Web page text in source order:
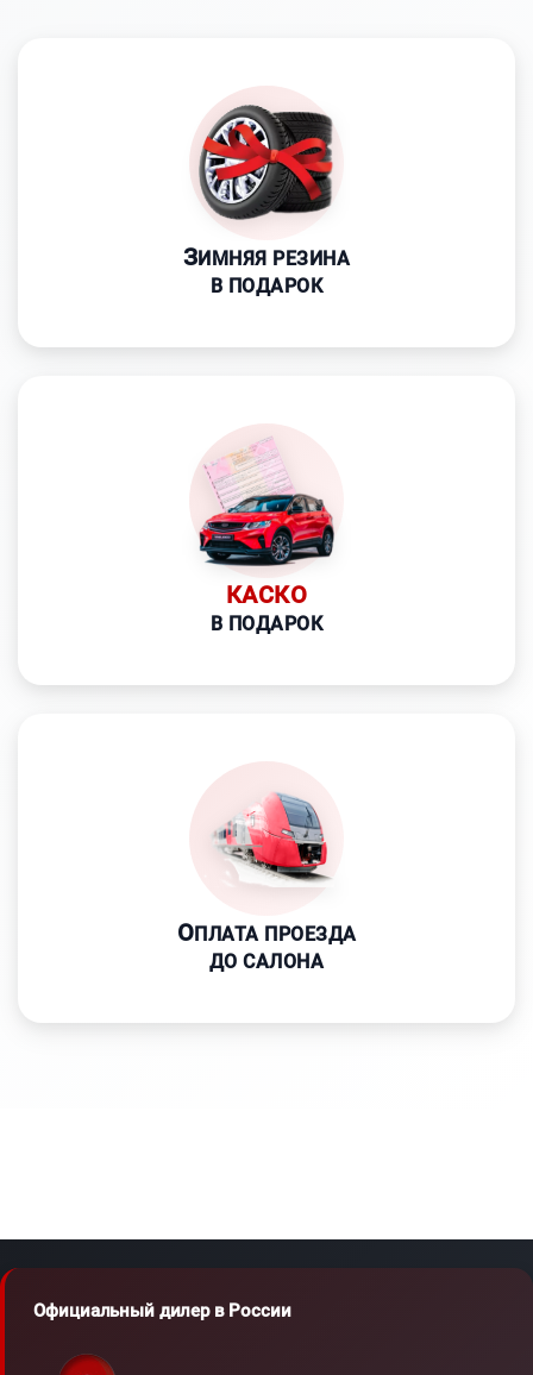
ЗИМНЯЯ РЕЗИНА
В ПОДАРОК
КАСКО
В ПОДАРОК
ОПЛАТА ПРОЕЗДА
ДО САЛОНА
Официальный дилер в России